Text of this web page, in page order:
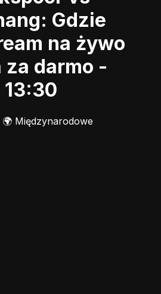
Gdzie
na żywo
za darmo -
13:30
🌍 Międzynarodowe